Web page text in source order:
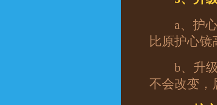
a、护心
比原护心
b、升级
不会改变，